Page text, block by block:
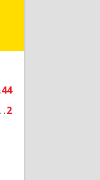
44
2